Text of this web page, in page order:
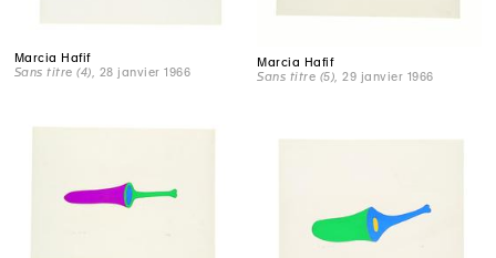
Marcia Hafif
Sans titre (4) , 28 janvier 1966
Marcia Hafif
Sans titre (5) , 29 janvier 1966